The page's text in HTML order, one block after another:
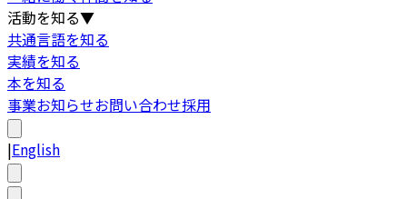
活動を知る▼
共通言語を知る
実績を知る
本を知る
事業お知らせお問い合わせ採用
|English